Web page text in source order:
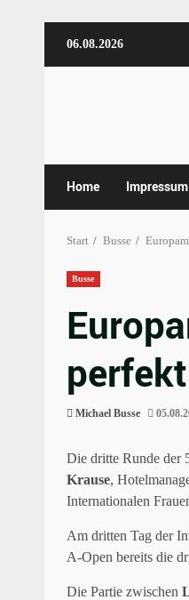
Inhalt
06.08.2026
Home Impressum
Start Busse
Busse
Michael Busse
Die dritte Runde der
Krause,
Internationalen
Am dritten Tag der
A-Open bereits die
Die Partie zwischen